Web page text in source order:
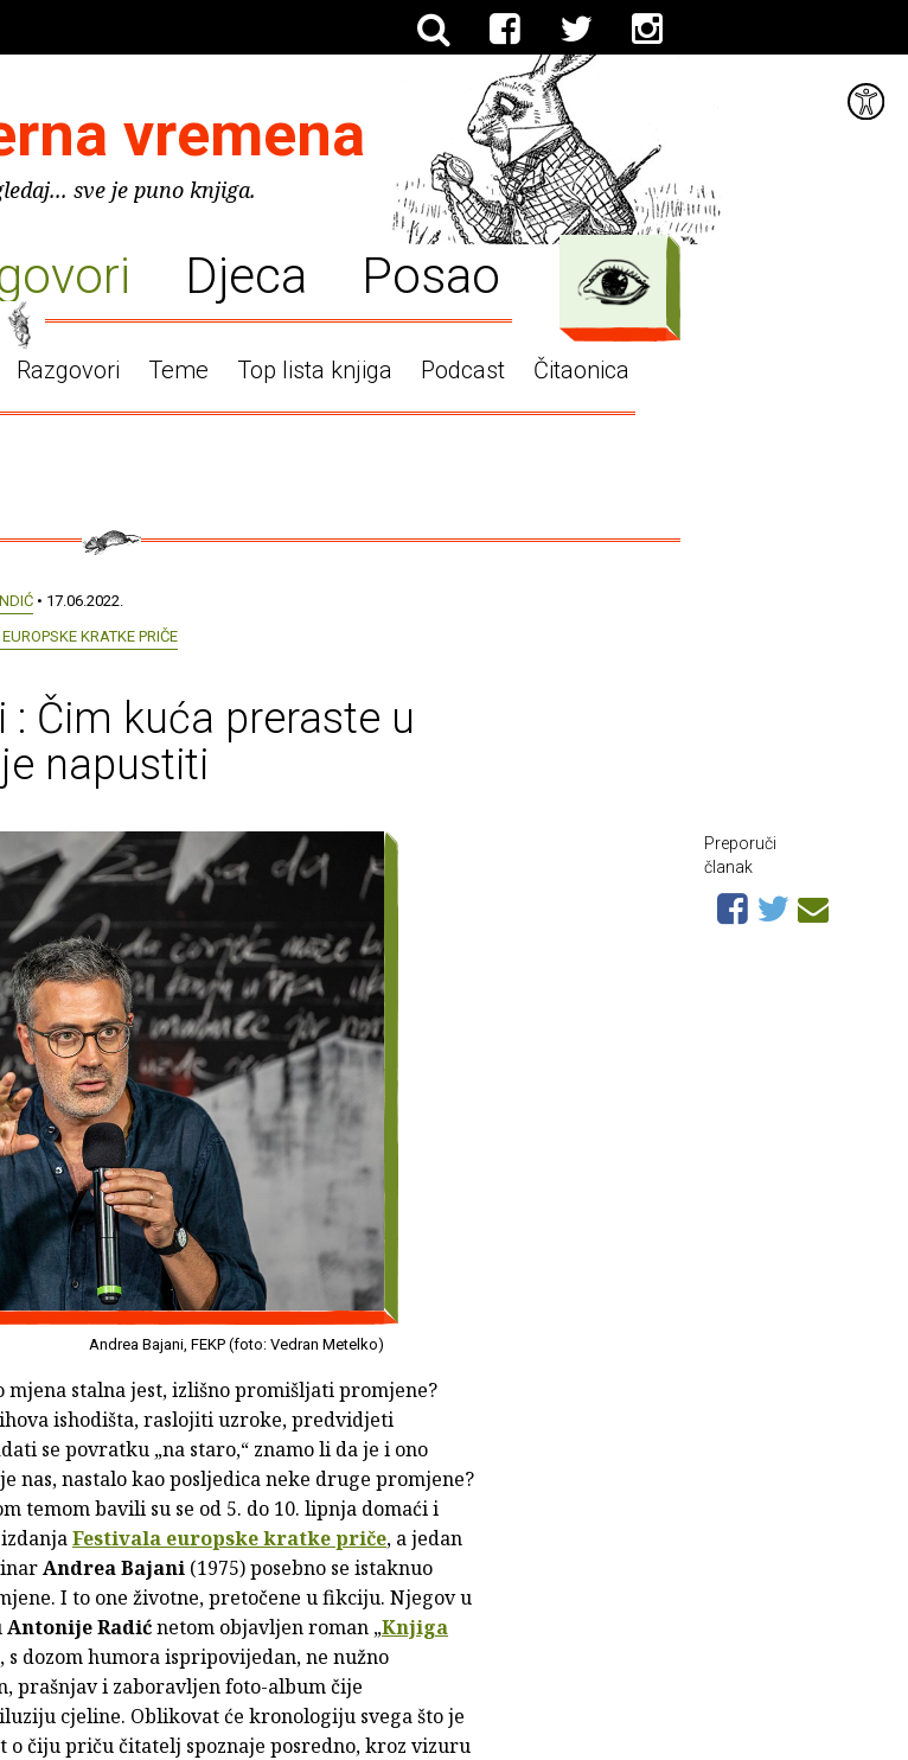
vremena
sve je puno knjiga.
Djeca Posao
Razgovori Teme Top lista knjiga Podcast Čitaonica
• 17.06.2022.
KRATKE PRIČE
: Čim kuća preraste u
napustiti
Andrea Bajani, FEKP (foto: Vedran Metelko)
mjena stalna jest, izlišno promišljati promjene?
ishodišta, raslojiti uzroke, predvidjeti
se povratku „na staro,“ znamo li da je i ono
nas, nastalo kao posljedica neke druge promjene?
temom bavili su se od 5. do 10. lipnja domaći i
Festivala europske kratke priče, a jedan
Andrea Bajani (1975) posebno se istaknuo
I to one životne, pretočene u fikciju. Njegov u
Antonije Radićnetom objavljen roman „Knjiga
s dozom humora ispripovijedan, ne nužno
prašnjav i zaboravljen foto-album čije
cjeline. Oblikovat će kronologiju svega što je
o čiju priču čitatelj spoznaje posredno, kroz vizuru
Preporuči
članak